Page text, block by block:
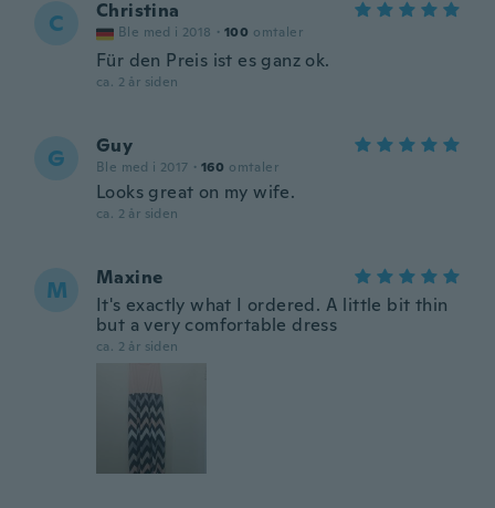
C Christina
Ble med i 2018 · 100 omtaler
Für den Preis ist es ganz ok.
ca. 2 år siden
G Guy
Ble med i 2017 · 160 omtaler
Looks great on my wife.
ca. 2 år siden
M
Maxine
It's exactly what I ordered. A little bit thin
but a very comfortable dress
ca. 2 år siden